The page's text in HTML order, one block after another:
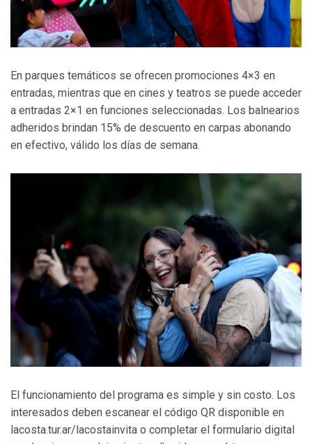
En parques temáticos se ofrecen promociones 4×3 en
entradas, mientras que en cines y teatros se puede acceder
a entradas 2×1 en funciones seleccionadas. Los balnearios
adheridos brindan 15% de descuento en carpas abonando
en efectivo, válido los días de semana.
El funcionamiento del programa es simple y sin costo. Los
interesados deben escanear el código QR disponible en
lacosta.tur.ar/lacostainvita o completar el formulario digital